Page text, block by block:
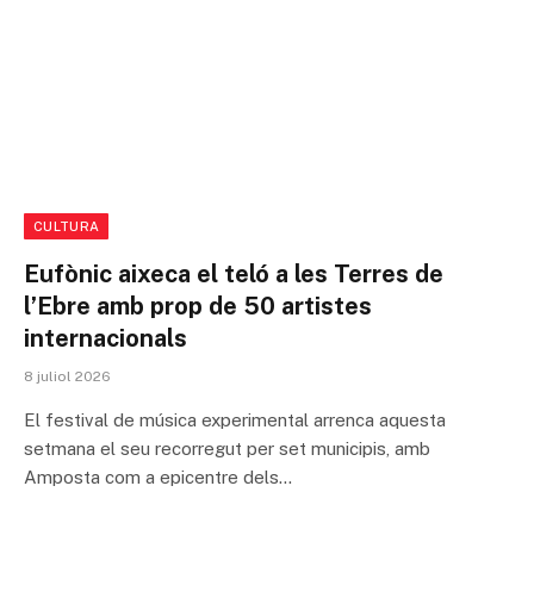
CULTURA
Eufònic aixeca el teló a les Terres de
l’Ebre amb prop de 50 artistes
internacionals
8 juliol 2026
El festival de música experimental arrenca aquesta
setmana el seu recorregut per set municipis, amb
Amposta com a epicentre dels…